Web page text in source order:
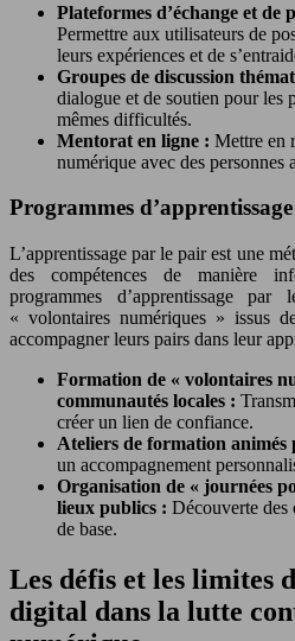
Plateformes d’échange et de
Permettre aux utilisateurs de
leurs expériences et de
Groupes de discussion
dialogue et de soutien pour les
mêmes difficultés.
Mentorat en ligne : Mettre en
numérique avec des personnes
Programmes
L’apprentissage par le pair est une
des compétences de manière
programmes d’apprentissage
« volontaires numériques » issus
accompagner leurs pairs dans leur
Formation de « volontaires
communautés locales :
créer un lien de confiance.
Ateliers de formation animés
un accompagnement
Organisation de « journées
lieux publics : Découverte des
de base.
Les défis et les limites
digital dans la lutte